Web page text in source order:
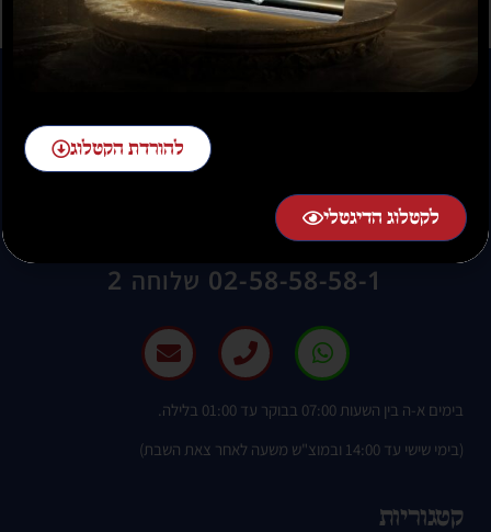
להזמנות חייגו:
02-58-58-58-1 שלוחה 2
בימים א-ה בין השעות 07:00 בבוקר עד 01:00 בלילה.
(בימי שישי עד 14:00 ובמוצ"ש משעה לאחר צאת השבת)
קטגוריות
להורדת הקטלוג
לקטלוג הדיגטלי